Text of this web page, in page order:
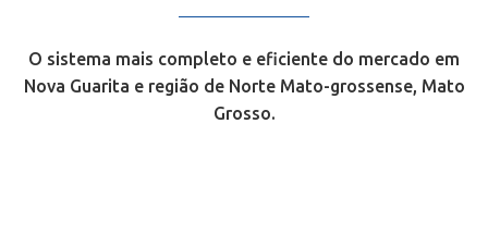
O sistema mais completo e eficiente do mercado em
Nova Guarita e região de Norte Mato-grossense, Mato
Grosso.